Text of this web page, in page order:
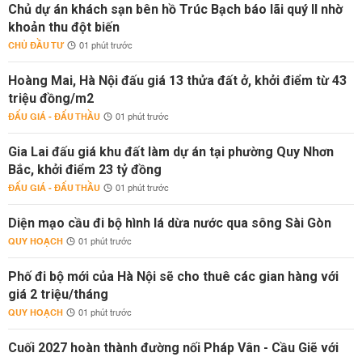
Chủ dự án khách sạn bên hồ Trúc Bạch báo lãi quý II nhờ
khoản thu đột biến
CHỦ ĐẦU TƯ 01 phút trước
Hoàng Mai, Hà Nội đấu giá 13 thửa đất ở, khởi điểm từ 43
triệu đồng/m2
ĐẤU GIÁ - ĐẤU THẦU 01 phút trước
Gia Lai đấu giá khu đất làm dự án tại phường Quy Nhơn
Bắc, khởi điểm 23 tỷ đồng
ĐẤU GIÁ - ĐẤU THẦU 01 phút trước
Diện mạo cầu đi bộ hình lá dừa nước qua sông Sài Gòn
QUY HOẠCH 01 phút trước
Phố đi bộ mới của Hà Nội sẽ cho thuê các gian hàng với
giá 2 triệu/tháng
QUY HOẠCH 01 phút trước
Cuối 2027 hoàn thành đường nối Pháp Vân - Cầu Giẽ với